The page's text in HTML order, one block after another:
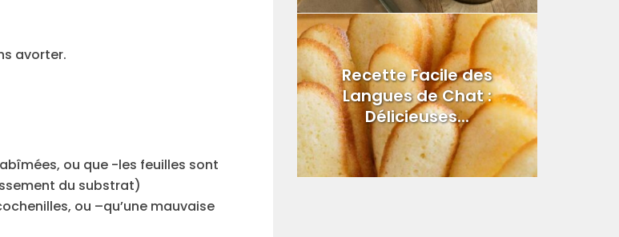
avorter.
ou que -les feuilles sont
du substrat)
ou –qu’une mauvaise
Recette Facile des
Langues de Chat :
Délicieuses...